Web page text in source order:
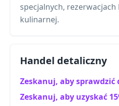
specjalnych, rezerwacjach
kulinarnej.
Handel detaliczny
Zeskanuj, aby sprawdzić
Zeskanuj, aby uzyskać